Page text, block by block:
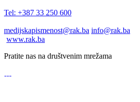
Tel: +387 33 250 600
medijskapismenost@rak.ba info@rak.ba
www.rak.ba
Pratite nas na društvenim mrežama